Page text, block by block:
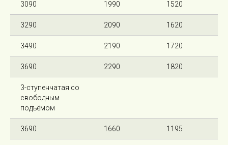
3090 1990 1520
3290 2090 1620
3490 2190 1720
3690 2290 1820
3-ступенчатая со
свободным
подъёмом
3690 1660 1195